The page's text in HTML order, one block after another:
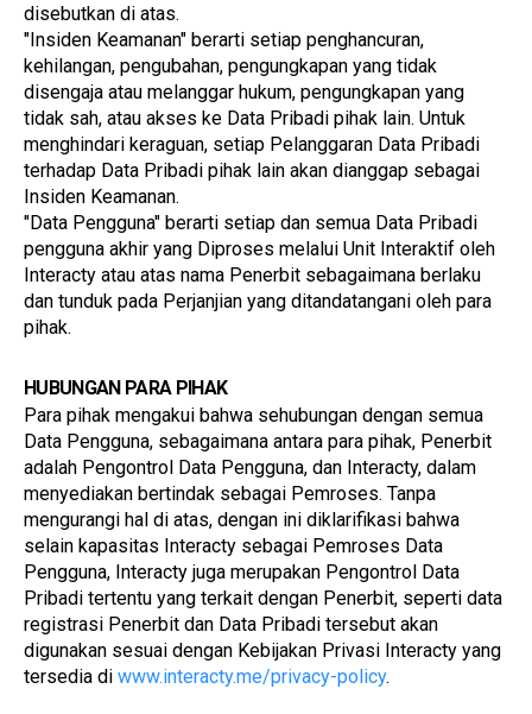
disebutkan di atas.
"Insiden Keamanan" berarti setiap penghancuran,
kehilangan, pengubahan, pengungkapan yang tidak
disengaja atau melanggar hukum, pengungkapan yang
tidak sah, atau akses ke Data Pribadi pihak lain. Untuk
menghindari keraguan, setiap Pelanggaran Data Pribadi
terhadap Data Pribadi pihak lain akan dianggap sebagai
Insiden Keamanan.
"Data Pengguna" berarti setiap dan semua Data Pribadi
pengguna akhir yang Diproses melalui Unit Interaktif oleh
Interacty atau atas nama Penerbit sebagaimana berlaku
dan tunduk pada Perjanjian yang ditandatangani oleh para
pihak.
HUBUNGAN PARA PIHAK
Para pihak mengakui bahwa sehubungan dengan semua
Data Pengguna, sebagaimana antara para pihak, Penerbit
adalah Pengontrol Data Pengguna, dan Interacty, dalam
menyediakan bertindak sebagai Pemroses. Tanpa
mengurangi hal di atas, dengan ini diklarifikasi bahwa
selain kapasitas Interacty sebagai Pemroses Data
Pengguna, Interacty juga merupakan Pengontrol Data
Pribadi tertentu yang terkait dengan Penerbit, seperti data
registrasi Penerbit dan Data Pribadi tersebut akan
digunakan sesuai dengan Kebijakan Privasi Interacty yang
tersedia di www.interacty.me/privacy-policy.